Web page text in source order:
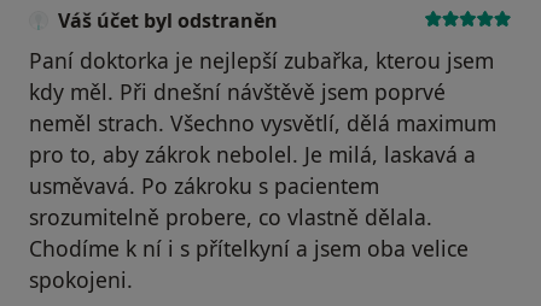
Váš účet byl odstraněn
Paní doktorka je nejlepší zubařka, kterou jsem
kdy měl. Při dnešní návštěvě jsem poprvé
neměl strach. Všechno vysvětlí, dělá maximum
pro to, aby zákrok nebolel. Je milá, laskavá a
usměvavá. Po zákroku s pacientem
srozumitelně probere, co vlastně dělala.
Chodíme k ní i s přítelkyní a jsem oba velice
spokojeni.